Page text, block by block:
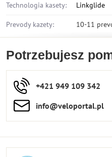
Technologia kasety: Linkglide
Prevody kazety: 10-11
Potrzebujesz
+421 949 109 342
info​​@veloportal​.pl